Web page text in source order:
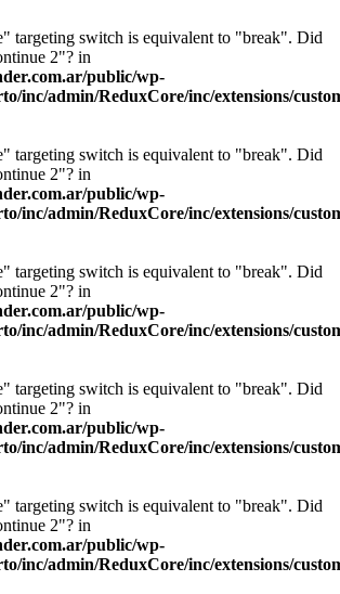
targeting switch is equivalent to "break". Did
2"? in
public/wp-
inc/admin/ReduxCore/inc/extensions/
targeting switch is equivalent to "break". Did
2"? in
public/wp-
inc/admin/ReduxCore/inc/extensions/
targeting switch is equivalent to "break". Did
2"? in
public/wp-
inc/admin/ReduxCore/inc/extensions/
targeting switch is equivalent to "break". Did
2"? in
public/wp-
inc/admin/ReduxCore/inc/extensions/
targeting switch is equivalent to "break". Did
2"? in
public/wp-
inc/admin/ReduxCore/inc/extensions/